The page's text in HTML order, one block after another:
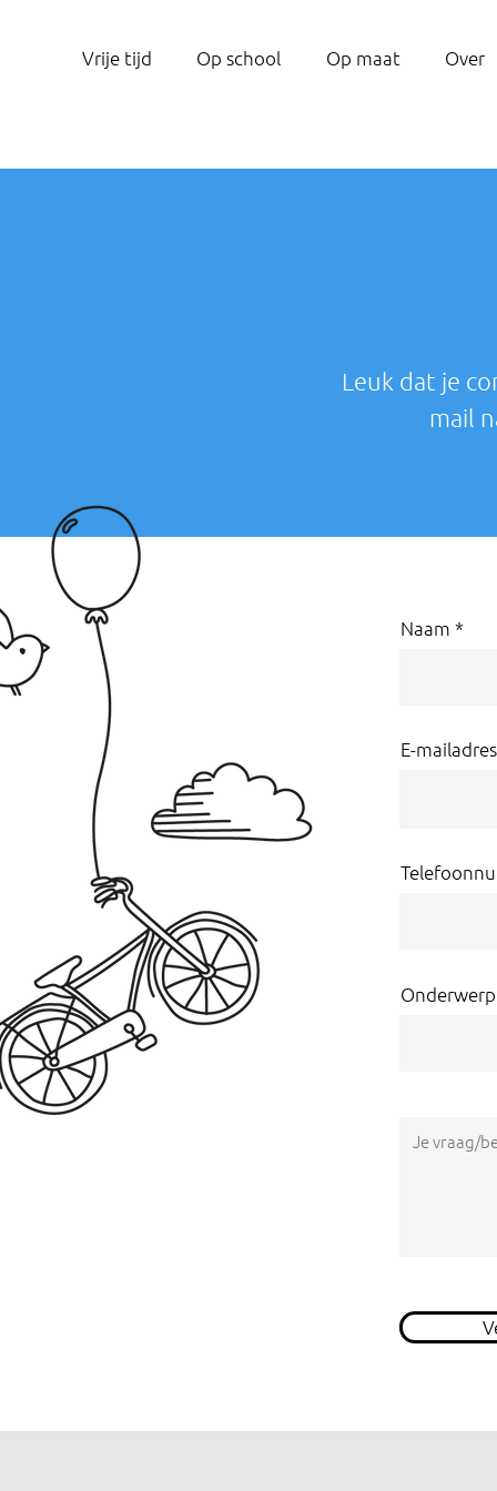
Vrije tijd Op school Op maat Over
Leuk dat je
mail
Naam
E-mailadres
Onderwerp